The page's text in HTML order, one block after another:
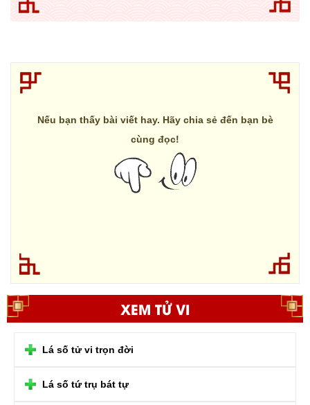
Nếu bạn thấy bài viết hay. Hãy chia sẻ đến bạn bè
cùng đọc!
XEM TỬ VI
Lá số tử vi trọn đời
Lá số tứ trụ bát tự